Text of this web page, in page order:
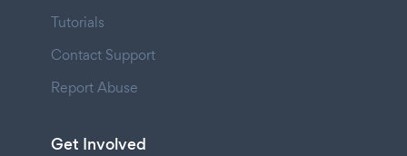
Tutorials
Contact Support
Report Abuse
Get Involved